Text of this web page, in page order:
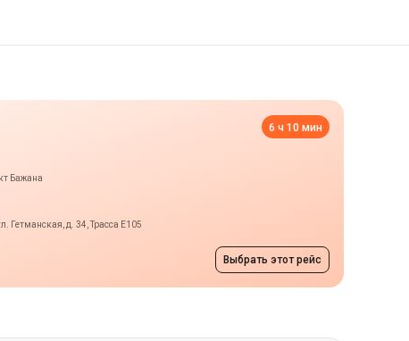
Гетманская, д. 34, Трасса E105